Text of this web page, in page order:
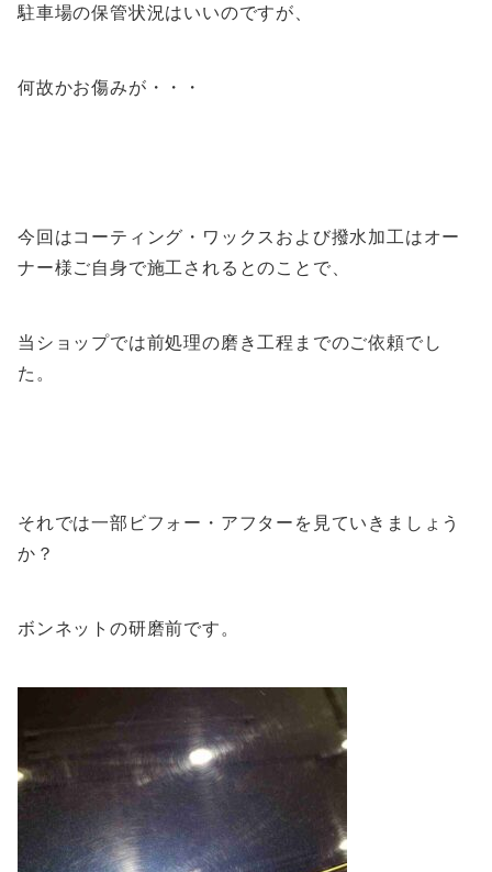
駐車場の保管状況はいいのですが、
何故かお傷みが・・・
今回はコーティング・ワックスおよび撥水加工はオー
ナー様ご自身で施工されるとのことで、
当ショップでは前処理の磨き工程までのご依頼でし
た。
それでは一部ビフォー・アフターを見ていきましょう
か？
ボンネットの研磨前です。